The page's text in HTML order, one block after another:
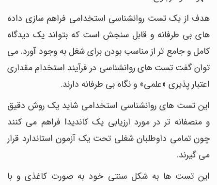
هدف از یک تست روانشناسی استخدامی فراهم سازی داده
های بی طرفانه و قابل سنجش است که بتواند یک دیدگاه
کامل و جامع تر از مناسب بودن برای شغل به وجود آورد. می
توان گفت تست های روانشناسی در فرآیند استخدام مقداری
اعتبار پذیری «علمی» و نگاه بی طرفانه دارند.
این تست های روانشناسی استخدامی شاید یک روش دقیق
و منصفانه تر در مورد ارزیابی یک کاندیدا فراهم می کنند
چون تمامی داوطلبان شغلی تحت یک آزمون استاندارد قرار
می گیرند.
این تست ها به شکل سنتی خود به صورت کاغذی و با